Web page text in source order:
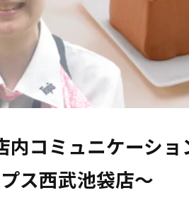
コミュニケーショ
ス西武池袋店～